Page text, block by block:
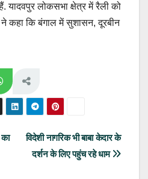
यादवपुर लोकसभा क्षेत्र में रैली को
ने कहा कि बंगाल में सुशासन, दूरबीन
विदेशी नागरिक भी बाबा केदार के
दर्शन के लिए पहुंच रहे धाम